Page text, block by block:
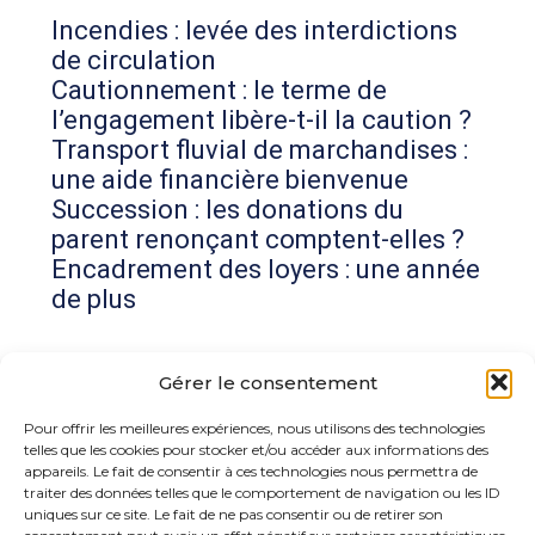
Gérer le consentement
Pour offrir les meilleures expériences, nous utilisons des technologies
telles que les cookies pour stocker et/ou accéder aux informations des
appareils. Le fait de consentir à ces technologies nous permettra de
traiter des données telles que le comportement de navigation ou les ID
uniques sur ce site. Le fait de ne pas consentir ou de retirer son
Incendies : levée des interdictions
de circulation
Cautionnement : le terme de
l’engagement libère-t-il la caution ?
Transport fluvial de marchandises :
une aide financière bienvenue
Succession : les donations du
parent renonçant comptent-elles ?
Encadrement des loyers : une année
de plus
Commentaires récents
Aucun commentaire à afficher.